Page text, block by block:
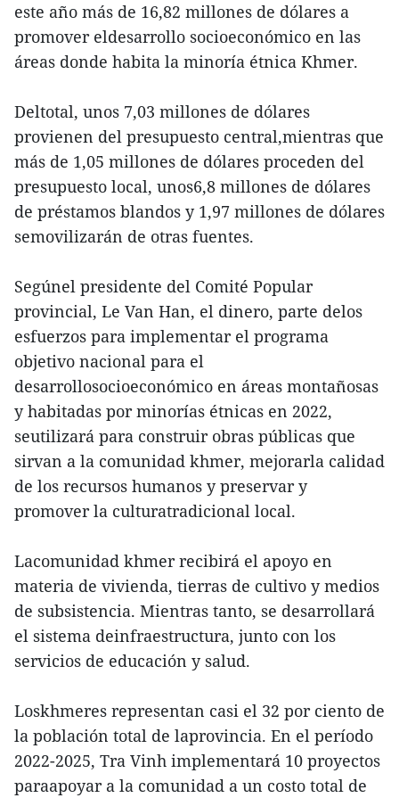
este año más de 16,82 millones de dólares a
promover eldesarrollo socioeconómico en las
áreas donde habita la minoría étnica Khmer.
Deltotal, unos 7,03 millones de dólares
provienen del presupuesto central,mientras que
más de 1,05 millones de dólares proceden del
presupuesto local, unos6,8 millones de dólares
de préstamos blandos y 1,97 millones de dólares
semovilizarán de otras fuentes.
Segúnel presidente del Comité Popular
provincial, Le Van Han, el dinero, parte delos
esfuerzos para implementar el programa
objetivo nacional para el
desarrollosocioeconómico en áreas montañosas
y habitadas por minorías étnicas en 2022,
seutilizará para construir obras públicas que
sirvan a la comunidad khmer, mejorarla calidad
de los recursos humanos y preservar y
promover la culturatradicional local.
Lacomunidad khmer recibirá el apoyo en
materia de vivienda, tierras de cultivo y medios
de subsistencia. Mientras tanto, se desarrollará
el sistema deinfraestructura, junto con los
servicios de educación y salud.
Loskhmeres representan casi el 32 por ciento de
la población total de laprovincia. En el período
2022-2025, Tra Vinh implementará 10 proyectos
paraapoyar a la comunidad a un costo total de